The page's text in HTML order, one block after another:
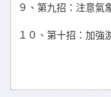
９、第九招：注意氣
１０、第十招：加強